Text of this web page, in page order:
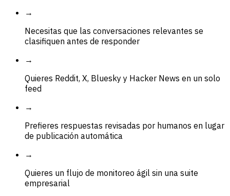
→
Necesitas que las conversaciones relevantes se
clasifiquen antes de responder
→
Quieres Reddit, X, Bluesky y Hacker News en un solo
feed
→
Prefieres respuestas revisadas por humanos en lugar
de publicación automática
→
Quieres un flujo de monitoreo ágil sin una suite
empresarial